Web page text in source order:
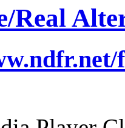
Real